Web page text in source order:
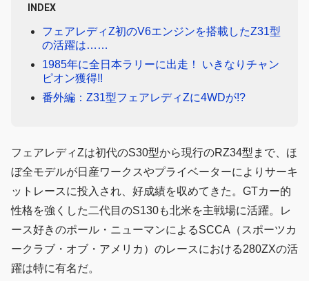
INDEX
フェアレディZ初のV6エンジンを搭載したZ31型
の活躍は……
1985年に全日本ラリーに出走！ いきなりチャン
ピオン獲得!!
番外編：Z31型フェアレディZに4WDが!?
フェアレディZは初代のS30型から現行のRZ34型まで、ほ
ぼ全モデルが日産ワークスやプライベーターによりサーキ
ットレースに投入され、好成績を収めてきた。GTカー的
性格を強くした二代目のS130も北米を主戦場に活躍。レ
ース好きのポール・ニューマンによるSCCA（スポーツカ
ークラブ・オブ・アメリカ）のレースにおける280ZXの活
躍は特に有名だ。